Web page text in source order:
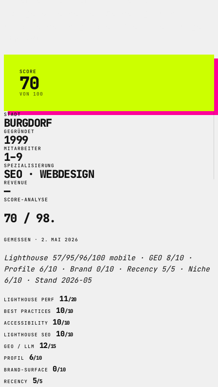
SCORE
70
VON 100
STADT
BURGDORF
GEGRÜNDET
1999
MITARBEITER
1–9
SPEZIALISIERUNG
SEO · WEBDESIGN
REVENUE
—
SCORE-ANALYSE
70 / 98.
GEMESSEN · 2. MAI 2026
Lighthouse 57/95/96/100 mobile · GEO 8/10 ·
Profile 6/10 · Brand 0/10 · Recency 5/5 · Niche
6/10 · Stand 2026-05
LIGHTHOUSE PERF 11/20
BEST PRACTICES 10/10
ACCESSIBILITY 10/10
LIGHTHOUSE SEO 10/10
GEO / LLM 12/15
PROFIL 6/10
BRAND-SURFACE 0/10
RECENCY 5/5